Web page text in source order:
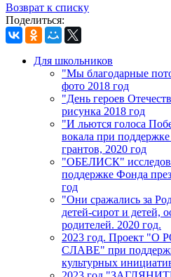
Возврат к списку
Поделиться:
Для школьников
"Мы благодарные
фото 2018 год
"День героев
рисунка 2018 год
"И льются голоса
вокала при
грантов, 2020 год
"ОБЕЛИСК"
поддержке Фонда
год
"Они сражались за
детей-сирот и детей,
родителей. 2020 год.
2023 год. Проект
СЛАВЕ" при
культурных